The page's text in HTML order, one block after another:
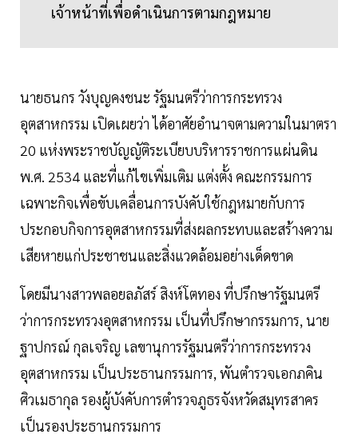
เจ้าหน้าที่เพื่อดำเนินการตามกฎหมาย
นายธนกร วังบุญคงชนะ รัฐมนตรีว่าการกระทรวง
อุตสาหกรรม เปิดเผยว่า ได้อาศัยอำนาจตามความในมาตรา
20 แห่งพระราชบัญญัติระเบียบบริหารราชการแผ่นดิน
พ.ศ. 2534 และที่แก้ไขเพิ่มเติม แต่งตั้ง คณะกรรมการ
เฉพาะกิจเพื่อขับเคลื่อนการบังคับใช้กฎหมายกับการ
ประกอบกิจการอุตสาหกรรมที่ส่งผลกระทบและสร้างความ
เสียหายแก่ประชาชนและสิ่งแวดล้อมอย่างเด็ดขาด
โดยมีนางสาวพลอยลภัสร์ สิงห์โตทอง ที่ปรึกษารัฐมนตรี
ว่าการกระทรวงอุตสาหกรรม เป็นที่ปรึกษากรรมการ, นาย
ฐาปกรณ์ กุลเจริญ เลขานุการรัฐมนตรีว่าการกระทรวง
อุตสาหกรรม เป็นประธานกรรมการ, พันตำรวจเอกภคิน
ศิวเมธากุล รองผู้บังคับการตำรวจภูธรจังหวัดสมุทรสาคร
เป็นรองประธานกรรมการ